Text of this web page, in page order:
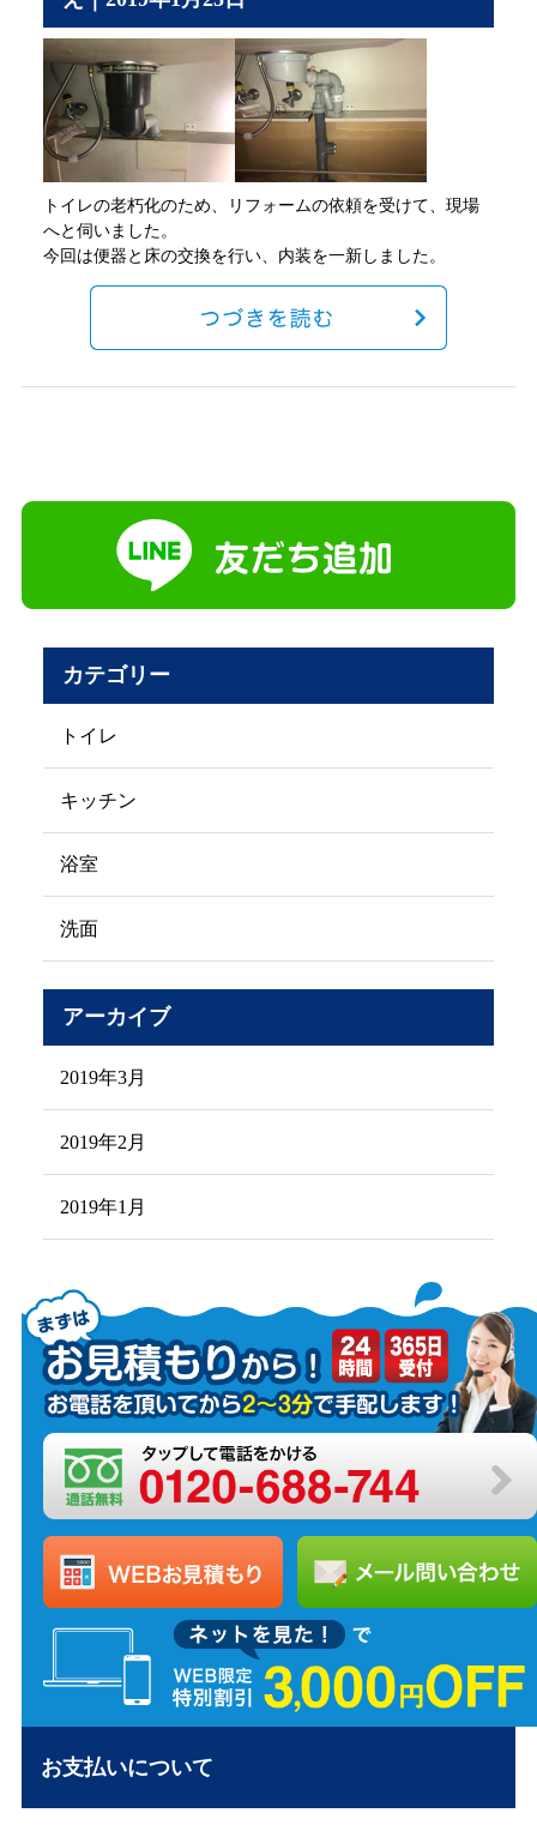
トイレの老朽化のため、リフォームの依頼を受けて、現場
へと伺いました。
今回は便器と床の交換を行い、内装を一新しました。
カテゴリー
トイレ
キッチン
浴室
洗面
アーカイブ
2019年3月
2019年2月
2019年1月
お支払いについて